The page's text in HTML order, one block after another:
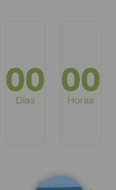
00
Días
00
Horas